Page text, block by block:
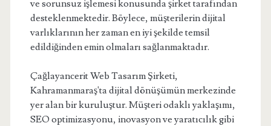
ve sorunsuz işlemesi konusunda şirket tarafından
desteklenmektedir. Böylece, müşterilerin dijital
varlıklarının her zaman en iyi şekilde temsil
edildiğinden emin olmaları sağlanmaktadır.
Çağlayancerit Web Tasarım Şirketi,
Kahramanmaraş'ta dijital dönüşümün merkezinde
yer alan bir kuruluştur. Müşteri odaklı yaklaşımı,
SEO optimizasyonu, inovasyon ve yaratıcılık gibi